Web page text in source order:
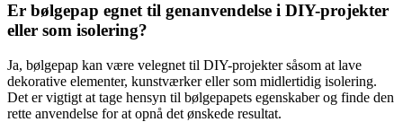
Er bølgepap egnet til genanvendelse i DIY-projekter
eller som isolering?
Ja, bølgepap kan være velegnet til DIY-projekter såsom at lave
dekorative elementer, kunstværker eller som midlertidig isolering.
Det er vigtigt at tage hensyn til bølgepapets egenskaber og finde den
rette anvendelse for at opnå det ønskede resultat.